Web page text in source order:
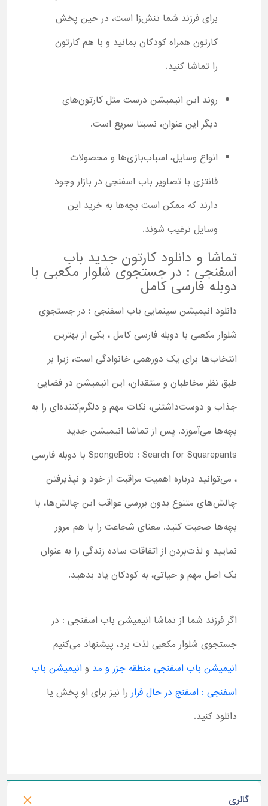
برای فرزند شما تنش‌زا است، در حین پخش
کارتون همراه کودکان بمانید و با هم کارتون
را تماشا کنید.
روند این انیمیشن درست مثل کارتون‌های
دیگر این عنوان، نسبتا سریع است.
انواع وسایل، اسباب‌بازی‌ها و محصولات
فانتزی با تصاویر باب اسفنجی در بازار وجود
دارند که ممکن است بچه‌ها به خرید این
وسایل ترغیب شوند.
تماشا و دانلود کارتون جدید باب
اسفنجی : در جستجوی شلوار مکعبی با
دوبله فارسی کامل
دانلود انیمیشن سینمایی باب اسفنجی : در جستجوی
شلوار مکعبی با دوبله فارسی کامل ، یکی از بهترین
انتخاب‌ها برای یک دورهمی خانوادگی است، زیرا بر
طبق نظر مخاطبان و منتقدان، این انیمیشن در فضایی
جذاب و دوست‌داشتنی، نکات مهم و دلگرم‌کننده‌ای را به
بچه‌ها می‌آموزد. پس از تماشا انیمیشن جدید
SpongeBob : Search for Squarepants با دوبله فارسی
، می‌توانید درباره اهمیت مراقبت از خود و نپذیرفتن
چالش‌های متنوع بدون بررسی عواقب این چالش‌ها، با
بچه‌ها صحبت کنید. معنای شجاعت را با هم مرور
نمایید و لذت‌بردن از اتفاقات ساده زندگی را به‌ عنوان
یک اصل مهم و حیاتی، به کودکان یاد بدهید.
اگر فرزند شما از تماشا انیمیشن باب اسفنجی : در
جستجوی شلوار مکعبی لذت برد، پیشنهاد می‌کنیم
انیمیشن باب اسفنجی منطقه جزر و مد و انیمیشن باب
اسفنجی : اسفنج در حال فرار را نیز برای او پخش یا
دانلود کنید.
گالری